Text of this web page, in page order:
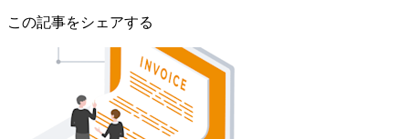
この記事をシェアする